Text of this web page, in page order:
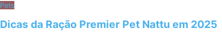
Pets
Dicas da Ração Premier Pet Nattu em 2025